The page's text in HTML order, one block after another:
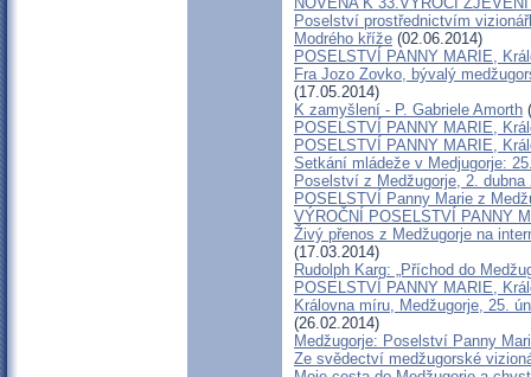
Poselství prostřednictvím
Modrého kříže (02.06.2014)
POSELSTVÍ PANNY MARIE,
Fra Jozo Zovko, bývalý
(17.05.2014)
K zamyšlení - P. Gabriele Amorth
POSELSTVÍ PANNY MARIE,
POSELSTVÍ PANNY MARIE,
Setkání mládeže v Medjugorje:
Poselství z Medžugorje, 2.
POSELSTVÍ Panny Marie z
VÝROČNÍ POSELSTVÍ PANNY
Živý přenos z Medžugorje na
(17.03.2014)
Rudolph Karg: „Příchod do
POSELSTVÍ PANNY MARIE,
Královna míru, Medžugorje, 25.
(26.02.2014)
Medžugorje: Poselství Panny
Ze svědectví medžugorské